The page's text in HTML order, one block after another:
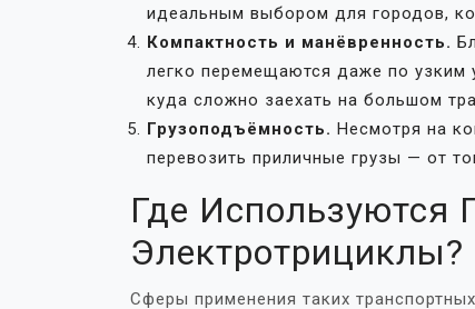
идеальным выбором для городов,
Компактность и манёвренность.
легко перемещаются даже по узким
куда сложно заехать на большом
Грузоподъёмность. Несмотря на
перевозить приличные грузы — от
Где Используются
Электротрициклы?
Сферы применения таких